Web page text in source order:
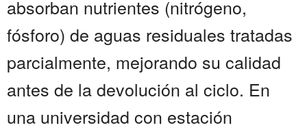
absorban nutrientes (nitrógeno,
fósforo) de aguas residuales tratadas
parcialmente, mejorando su calidad
antes de la devolución al ciclo. En
una universidad con estación